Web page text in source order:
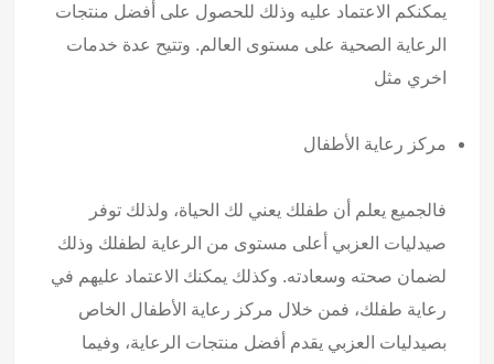
يمكنكم الاعتماد عليه وذلك للحصول على أفضل منتجات
الرعاية الصحية على مستوى العالم. وتتيح عدة خدمات
اخري مثل
مركز رعاية الأطفال
فالجميع يعلم أن طفلك يعني لك الحياة، ولذلك توفر
صيدليات العزبي أعلى مستوى من الرعاية لطفلك وذلك
لضمان صحته وسعادته. وكذلك يمكنك الاعتماد عليهم في
رعاية طفلك، فمن خلال مركز رعاية الأطفال الخاص
بصيدليات العزبي يقدم أفضل منتجات الرعاية، وفيما